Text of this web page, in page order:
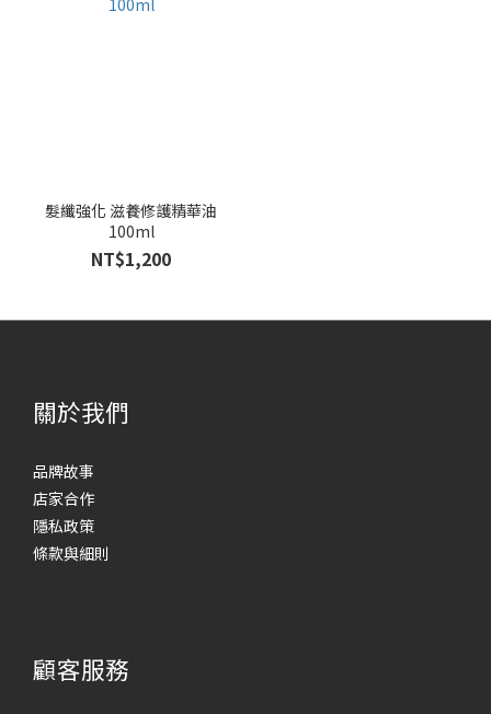
髮纖強化 滋養修護精華油
100ml
NT$1,200
關於我們
品牌故事
店家合作
隱私政策
條款與細則
顧客服務